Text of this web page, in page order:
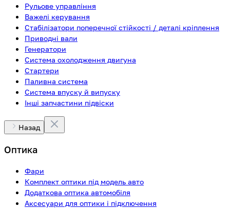
Рульове управління
Важелі керування
Стабілізатори поперечної стійкості / деталі кріплення
Приводні вали
Генератори
Система охолодження двигуна
Стартери
Паливна система
Система впуску й випуску
Інші запчастини підвіски
Назад
Оптика
Фари
Комплект оптики під модель авто
Додаткова оптика автомобіля
Аксесуари для оптики і підключення